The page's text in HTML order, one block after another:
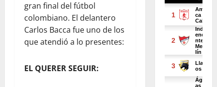
gran final del fútbol
colombiano. El delantero
Carlos Bacca fue uno de los
que atendió a lo presentes:
EL QUERER SEGUIR: